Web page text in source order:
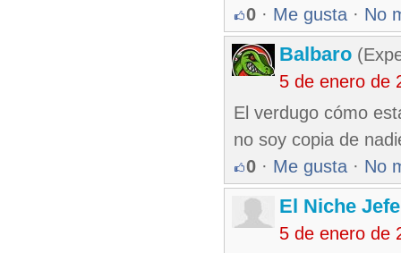
0 · Me gusta · No
Balbaro
5 de enero de
El verdugo cómo
no soy copia de
0 · Me gusta · No
El Niche
5 de enero de